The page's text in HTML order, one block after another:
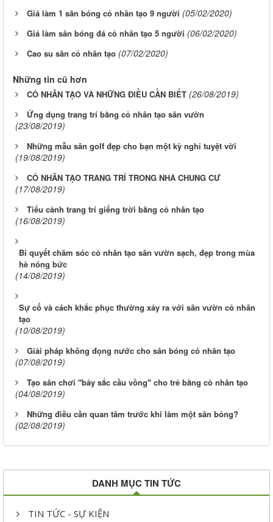
Giá làm 1 sân bóng cỏ nhân tạo 9 người (05/02/2020)
Giá làm sân bóng đá cỏ nhân tạo 5 người (06/02/2020)
Cao su sân cỏ nhân tạo (07/02/2020)
Những tin cũ hơn
CỎ NHÂN TẠO VÀ NHỮNG ĐIỀU CẦN BIẾT (26/08/2019)
Ứng dụng trang trí bằng cỏ nhân tạo sân vườn
(23/08/2019)
Những mẫu sân golf đẹp cho bạn một kỳ nghỉ tuyệt vời
(19/08/2019)
CỎ NHÂN TẠO TRANG TRÍ TRONG NHÀ CHUNG CƯ
(17/08/2019)
Tiểu cảnh trang trí giếng trời bằng cỏ nhân tạo
(16/08/2019)
Bí quyết chăm sóc cỏ nhân tạo sân vườn sạch, đẹp trong mùa
hè nóng bức
(14/08/2019)
Sự cố và cách khắc phục thường xảy ra với sân vườn cỏ nhân
tạo
(10/08/2019)
Giải pháp không đọng nước cho sân bóng cỏ nhân tạo
(07/08/2019)
Tạo sân chơi "bảy sắc cầu vồng" cho trẻ bằng cỏ nhân tạo
(04/08/2019)
Những điều cần quan tâm trước khi làm một sân bóng?
(02/08/2019)
DANH MỤC TIN TỨC
TIN TỨC - SỰ KIỆN